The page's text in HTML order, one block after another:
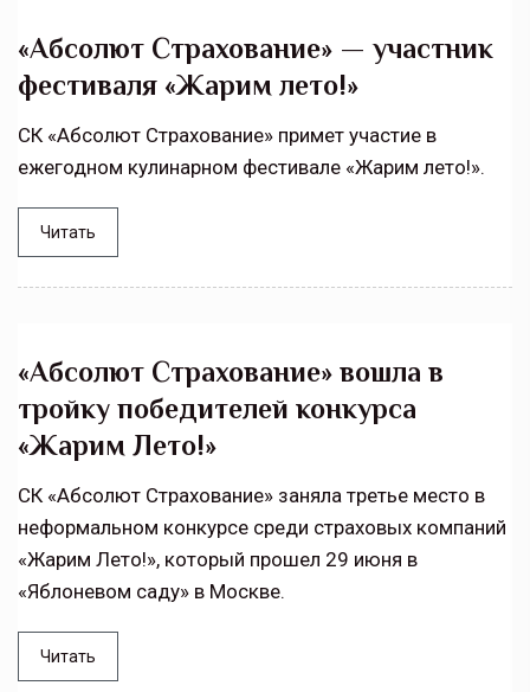
«Абсолют Страхование» — участник
фестиваля «Жарим лето!»
СК «Абсолют Страхование» примет участие в
ежегодном кулинарном фестивале «Жарим лето!».
Читать
«Абсолют Страхование» вошла в
тройку победителей конкурса
«Жарим Лето!»
СК «Абсолют Страхование» заняла третье место в
неформальном конкурсе среди страховых компаний
«Жарим Лето!», который прошел 29 июня в
«Яблоневом саду» в Москве.
Читать